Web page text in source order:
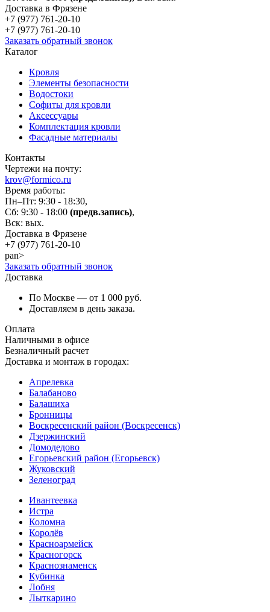
Доставка в Фрязене
+7 (977) 761-20-10
+7 (977) 761-20-10
Заказать обратный звонок
Каталог
Кровля
Элементы безопасности
Водостоки
Софиты для кровли
Аксессуары
Комплектация кровли
Фасадные материалы
Контакты
Чертежи на почту:
krov@formico.ru
Время работы:
Пн–Пт: 9:30 - 18:30,
Сб: 9:30 - 18:00 (предв.запись),
Вск: вых.
Доставка в Фрязене
+7 (977) 761-20-10
pan>
Заказать обратный звонок
Доставка
По Москве — от 1 000 руб.
Доставляем в день заказа.
Оплата
Наличными в офисе
Безналичный расчет
Доставка и монтаж в городах:
Апрелевка
Балабаново
Балашиха
Бронницы
Воскресенский район (Воскресенск)
Дзержинский
Домодедово
Егорьевский район (Егорьевск)
Жуковский
Зеленоград
Ивантеевка
Истра
Коломна
Королёв
Красноармейск
Красногорск
Краснознаменск
Кубинка
Лобня
Лыткарино